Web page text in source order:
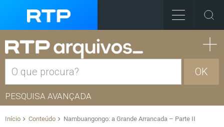
OK
PESQUISA AVANÇADA
Início Conteúdo Nambuangongo: a Grande Arrancada – Parte II